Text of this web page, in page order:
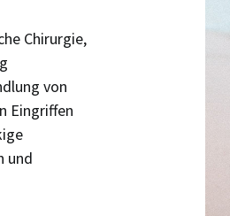
Chirurgie,
von
Eingriffen
und